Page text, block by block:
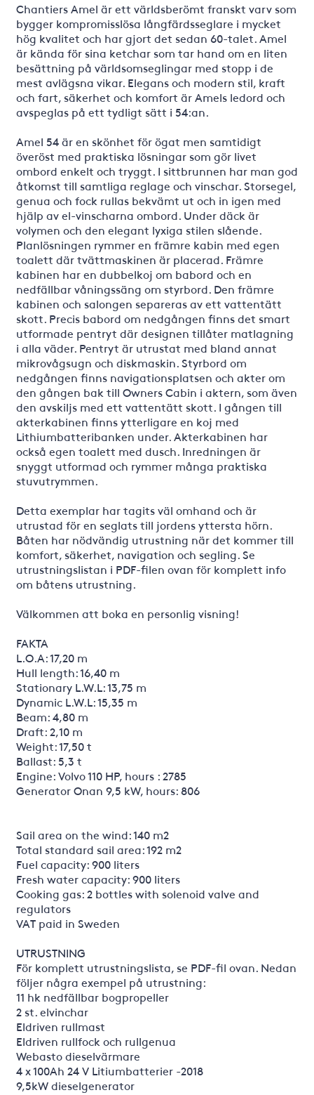
Chantiers Amel är ett världsberömt franskt varv som
bygger kompromisslösa långfärdsseglare i mycket
hög kvalitet och har gjort det sedan 60-talet. Amel
är kända för sina ketchar som tar hand om en liten
besättning på världsomseglingar med stopp i de
mest avlägsna vikar. Elegans och modern stil, kraft
och fart, säkerhet och komfort är Amels ledord och
avspeglas på ett tydligt sätt i 54:an.
Amel 54 är en skönhet för ögat men samtidigt
överöst med praktiska lösningar som gör livet
ombord enkelt och tryggt. I sittbrunnen har man god
åtkomst till samtliga reglage och vinschar. Storsegel,
genua och fock rullas bekvämt ut och in igen med
hjälp av el-vinscharna ombord. Under däck är
volymen och den elegant lyxiga stilen slående.
Planlösningen rymmer en främre kabin med egen
toalett där tvättmaskinen är placerad. Främre
kabinen har en dubbelkoj om babord och en
nedfällbar våningssäng om styrbord. Den främre
kabinen och salongen separeras av ett vattentätt
skott. Precis babord om nedgången finns det smart
utformade pentryt där designen tillåter matlagning
i alla väder. Pentryt är utrustat med bland annat
mikrovågsugn och diskmaskin. Styrbord om
nedgången finns navigationsplatsen och akter om
den gången bak till Owners Cabin i aktern, som även
den avskiljs med ett vattentätt skott. I gången till
akterkabinen finns ytterligare en koj med
Lithiumbatteribanken under. Akterkabinen har
också egen toalett med dusch. Inredningen är
snyggt utformad och rymmer många praktiska
stuvutrymmen.
Detta exemplar har tagits väl omhand och är
utrustad för en seglats till jordens yttersta hörn.
Båten har nödvändig utrustning när det kommer till
komfort, säkerhet, navigation och segling. Se
utrustningslistan i PDF-filen ovan för komplett info
om båtens utrustning.
Välkommen att boka en personlig visning!
FAKTA
L.O.A: 17,20 m
Hull length: 16,40 m
Stationary L.W.L: 13,75 m
Dynamic L.W.L: 15,35 m
Beam: 4,80 m
Draft: 2,10 m
Weight: 17,50 t
Ballast: 5,3 t
Engine: Volvo 110 HP, hours : 2785
Generator Onan 9,5 kW, hours: 806
Sail area on the wind: 140 m2
Total standard sail area: 192 m2
Fuel capacity: 900 liters
Fresh water capacity: 900 liters
Cooking gas: 2 bottles with solenoid valve and
regulators
VAT paid in Sweden
UTRUSTNING
För komplett utrustningslista, se PDF-fil ovan. Nedan
följer några exempel på utrustning:
11 hk nedfällbar bogpropeller
2 st. elvinchar
Eldriven rullmast
Eldriven rullfock och rullgenua
Webasto dieselvärmare
4 x 100Ah 24 V Litiumbatterier -2018
9,5kW dieselgenerator